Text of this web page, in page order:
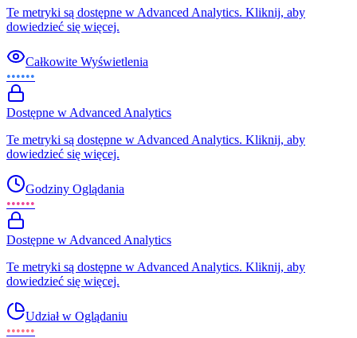
Te metryki są dostępne w Advanced Analytics. Kliknij, aby
dowiedzieć się więcej.
Całkowite Wyświetlenia
••••••
Dostępne w Advanced Analytics
Te metryki są dostępne w Advanced Analytics. Kliknij, aby
dowiedzieć się więcej.
Godziny Oglądania
••••••
Dostępne w Advanced Analytics
Te metryki są dostępne w Advanced Analytics. Kliknij, aby
dowiedzieć się więcej.
Udział w Oglądaniu
••••••